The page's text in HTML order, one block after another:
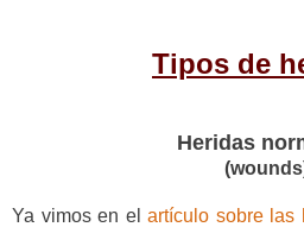
Tipos de
Heridas
Ya vimos en elartículo sobre las